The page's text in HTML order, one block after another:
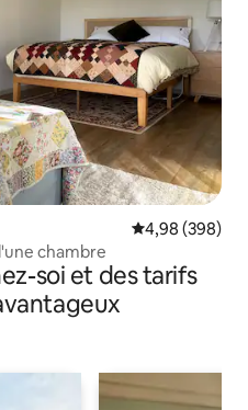
Évaluation
4,98 (398)
chambre
soi et des tarifs